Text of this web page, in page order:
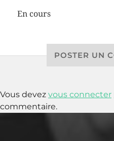
En cours
POSTER UN
Vous devez vous connecter
commentaire.